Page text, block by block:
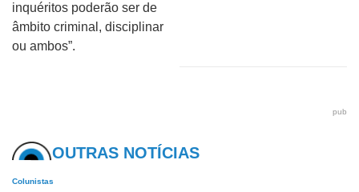
inquéritos poderão ser de
âmbito criminal, disciplinar
ou ambos”.
pub
OUTRAS NOTÍCIAS
Colunistas